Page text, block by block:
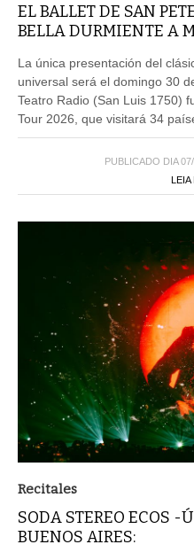
EL BALLET DE SAN
BELLA DURMIENTE A
La única presentación del
universal será el domingo 30
Teatro Radio (San Luis 1750)
Tour 2026, que visitará 34
PUBLICADO DIA
LEIA
Recitales
SODA STEREO ECOS -
BUENOS AIRES: